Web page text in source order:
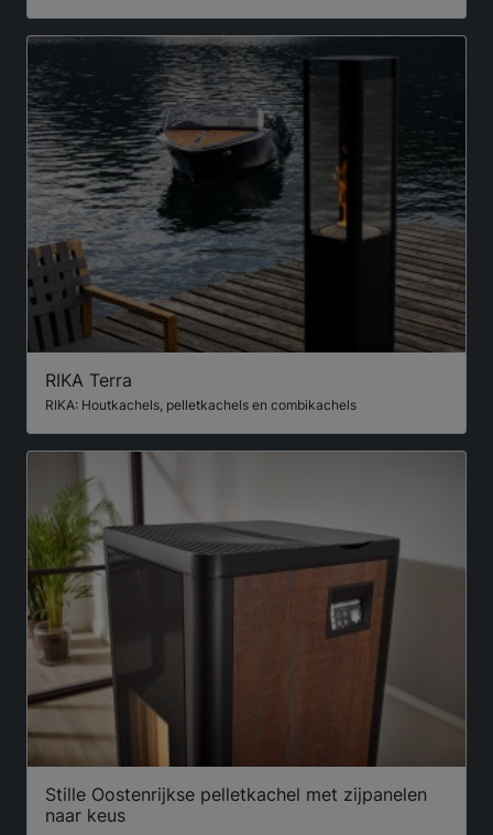
RIKA Terra
RIKA: Houtkachels, pelletkachels en combikachels
Stille Oostenrijkse pelletkachel met zijpanelen
naar keus